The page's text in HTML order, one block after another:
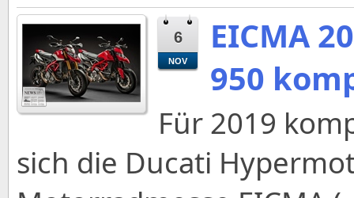
6
NOV
EICMA
950
Für 2019
sich die Ducati